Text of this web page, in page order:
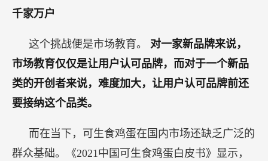
千家万户
这个挑战便是市场教育。 对一家新品牌来说，
市场教育仅仅是让用户认可品牌，而对于一个新品
类的开创者来说，难度加大，让用户认可品牌前还
要接纳这个品类。
而在当下，可生食鸡蛋在国内市场还缺乏广泛的
群众基础。《2021中国可生食鸡蛋白皮书》显示，